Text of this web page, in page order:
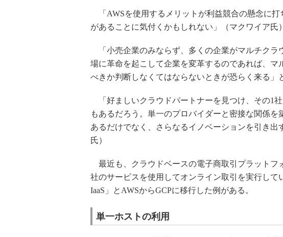
「AWSを使用するメリットが利益競合の懸念に
があることに気付くかもしれない」（マクワイア氏）
「小売企業のみならず、多くの企業がマルチクラ
場に革命を起こして企業を変革するのであれば、マ
べきか判断しなくてはならないときが恐らく来る」
「好ましいクラウドパートナーを見つけ、その1
もあるだろう。単一のプロバイダーと密接な関係
あるだけでなく、さらなるイノベーションを引き
氏）
最近も、クラウドベースの電子商取引プラットフ
社のサービスを使用してオンライン取引を実行して
IaaS」とAWSからGCPに移行した例がある。
単一ホストの利用